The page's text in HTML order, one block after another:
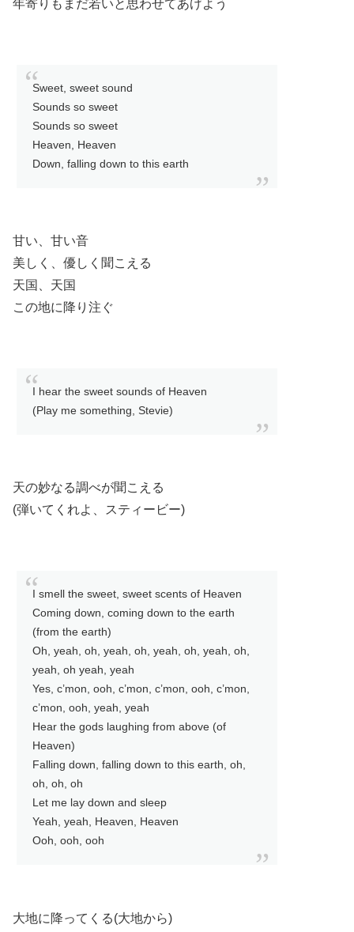
年寄りもまだ若いと思わせてあげよう
Sweet, sweet sound
Sounds so sweet
Sounds so sweet
Heaven, Heaven
Down, falling down to this earth
甘い、甘い音
美しく、優しく聞こえる
天国、天国
この地に降り注ぐ
I hear the sweet sounds of Heaven
(Play me something, Stevie)
天の妙なる調べが聞こえる
(弾いてくれよ、スティービー)
I smell the sweet, sweet scents of Heaven
Coming down, coming down to the earth
(from the earth)
Oh, yeah, oh, yeah, oh, yeah, oh, yeah, oh,
yeah, oh yeah, yeah
Yes, c’mon, ooh, c’mon, c’mon, ooh, c’mon,
c’mon, ooh, yeah, yeah
Hear the gods laughing from above (of
Heaven)
Falling down, falling down to this earth, oh,
oh, oh, oh
Let me lay down and sleep
Yeah, yeah, Heaven, Heaven
Ooh, ooh, ooh
大地に降ってくる(大地から)